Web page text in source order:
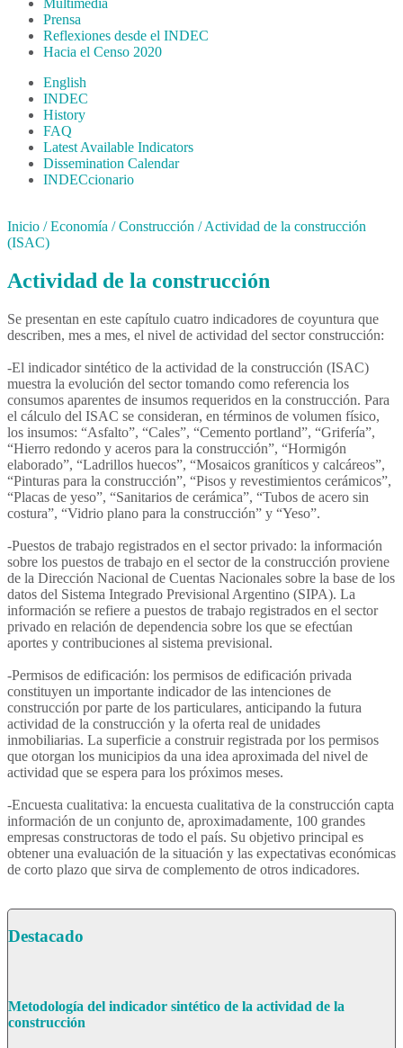
Multimedia
Prensa
Reflexiones desde el INDEC
Hacia el Censo 2020
English
INDEC
History
FAQ
Latest Available Indicators
Dissemination Calendar
INDECcionario
Inicio /Economía /Construcción /Actividad de la construcción
(ISAC)
Actividad de la construcción
Se presentan en este capítulo cuatro indicadores de coyuntura que
describen, mes a mes, el nivel de actividad del sector construcción:
-El indicador sintético de la actividad de la construcción (ISAC)
muestra la evolución del sector tomando como referencia los
consumos aparentes de insumos requeridos en la construcción. Para
el cálculo del ISAC se consideran, en términos de volumen físico,
los insumos: “Asfalto”, “Cales”, “Cemento portland”, “Grifería”,
“Hierro redondo y aceros para la construcción”, “Hormigón
elaborado”, “Ladrillos huecos”, “Mosaicos graníticos y calcáreos”,
“Pinturas para la construcción”, “Pisos y revestimientos cerámicos”,
“Placas de yeso”, “Sanitarios de cerámica”, “Tubos de acero sin
costura”, “Vidrio plano para la construcción” y “Yeso”.
-Puestos de trabajo registrados en el sector privado: la información
sobre los puestos de trabajo en el sector de la construcción proviene
de la Dirección Nacional de Cuentas Nacionales sobre la base de los
datos del Sistema Integrado Previsional Argentino (SIPA). La
información se refiere a puestos de trabajo registrados en el sector
privado en relación de dependencia sobre los que se efectúan
aportes y contribuciones al sistema previsional.
-Permisos de edificación: los permisos de edificación privada
constituyen un importante indicador de las intenciones de
construcción por parte de los particulares, anticipando la futura
actividad de la construcción y la oferta real de unidades
inmobiliarias. La superficie a construir registrada por los permisos
que otorgan los municipios da una idea aproximada del nivel de
actividad que se espera para los próximos meses.
-Encuesta cualitativa: la encuesta cualitativa de la construcción capta
información de un conjunto de, aproximadamente, 100 grandes
empresas constructoras de todo el país. Su objetivo principal es
obtener una evaluación de la situación y las expectativas económicas
de corto plazo que sirva de complemento de otros indicadores.
Destacado
Metodología del indicador sintético de la actividad de la
construcción